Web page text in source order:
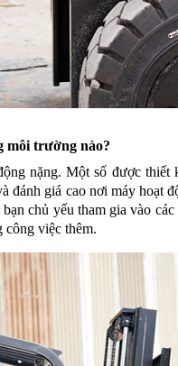
môi trường nào?
nặng. Một số được
giá cao nơi máy hoạt
chủ yếu tham gia vào
công việc thêm.